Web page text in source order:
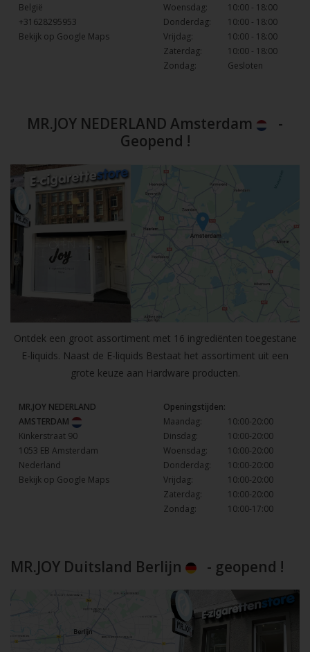
België
+31628295953
Bekijk op Google Maps
Woensdag:
10:00 - 18:00
Donderdag:
10:00 - 18:00
Vrijdag:
10:00 - 18:00
Zaterdag:
10:00 - 18:00
Zondag:
Gesloten
MR.JOY NEDERLAND Amsterdam
-
Geopend !
Ontdek een groot assortiment met 16 ingrediënten toegestane
E-liquids. Naast de E-liquids Bestaat het assortiment uit een
grote keuze aan Hardware producten.
MR.JOY NEDERLAND
AMSTERDAM
Kinkerstraat 90
1053 EB Amsterdam
Nederland
Bekijk op Google Maps
Openingstijden:
Maandag:
10:00-20:00
Dinsdag:
10:00-20:00
Woensdag:
10:00-20:00
Donderdag:
10:00-20:00
Vrijdag:
10:00-20:00
Zaterdag:
10:00-20:00
Zondag:
10:00-17:00
MR.JOY Duitsland Berlijn - geopend !